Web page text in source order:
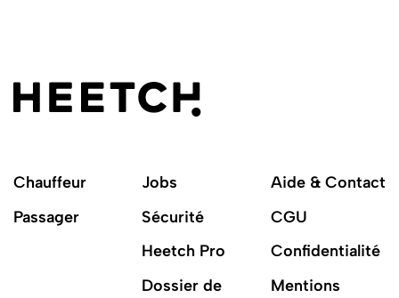
Chauffeur
Passager
Jobs
Sécurité
Heetch Pro
Dossier de
Aide & Contact
CGU
Confidentialité
Mentions